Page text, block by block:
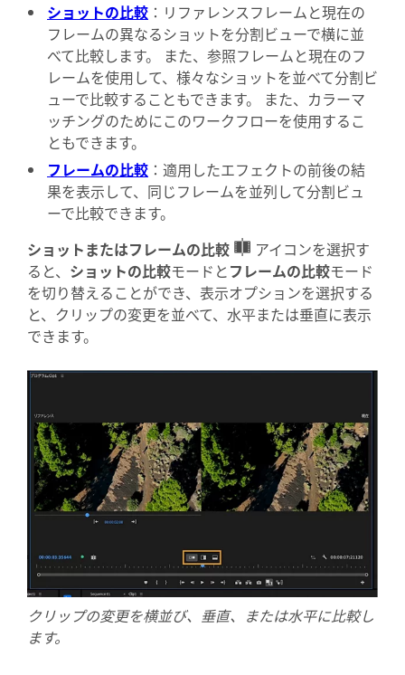
ショットの比較 ：リファレンスフレームと現在の
フレームの異なるショットを分割ビューで横に並
べて比較します。 また、参照フレームと現在のフ
レームを使用して、様々なショットを並べて分割ビ
ューで比較することもできます。 また、カラーマ
ッチングのためにこのワークフローを使用するこ
ともできます。
フレームの比較 ：適用したエフェクトの前後の結
果を表示して、同じフレームを並列して分割ビュ
ーで比較できます。
ショットまたはフレームの比較
アイコンを選択す
ると、 ショットの比較モードとフレームの比較モード
を切り替えることができ、表示オプションを選択する
と、クリップの変更を並べて、水平または垂直に表示
できます。
クリップの変更を横並び、垂直、または水平に比較し
ます。